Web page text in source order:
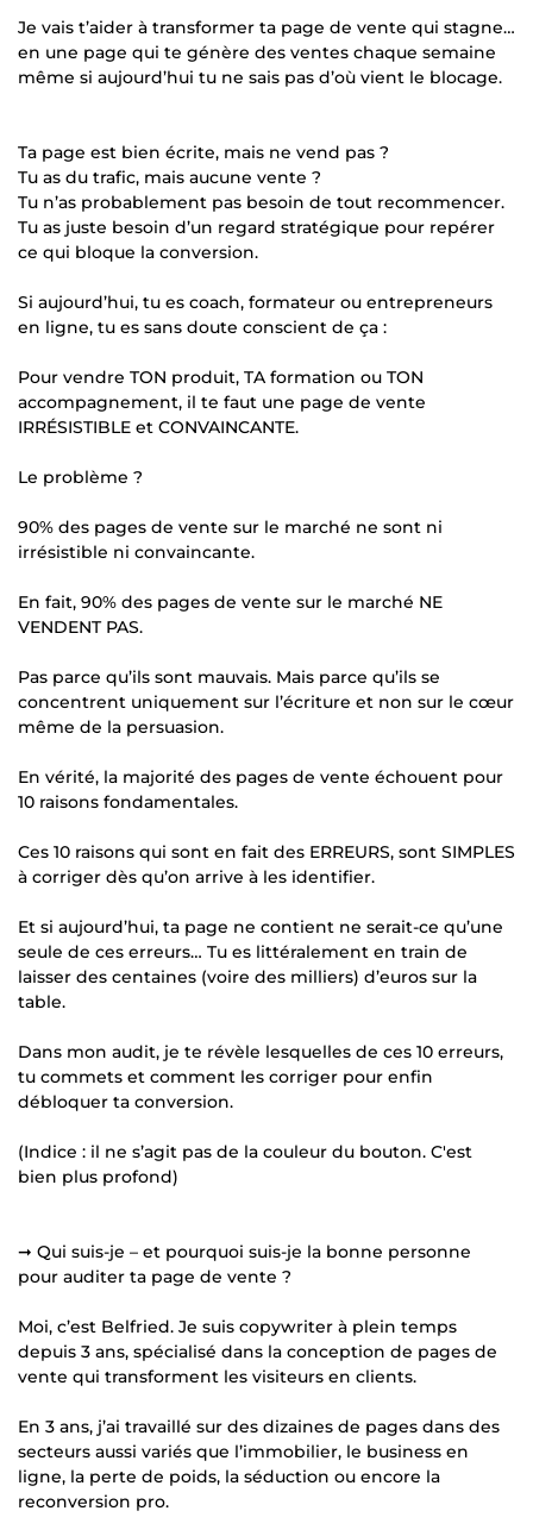
Je vais t’aider à transformer ta page de vente qui stagne…
en une page qui te génère des ventes chaque semaine
même si aujourd’hui tu ne sais pas d’où vient le blocage.
Ta page est bien écrite, mais ne vend pas ?
Tu as du trafic, mais aucune vente ?
Tu n’as probablement pas besoin de tout recommencer.
Tu as juste besoin d’un regard stratégique pour repérer
ce qui bloque la conversion.
Si aujourd’hui, tu es coach, formateur ou entrepreneurs
en ligne, tu es sans doute conscient de ça :
Pour vendre TON produit, TA formation ou TON
accompagnement, il te faut une page de vente
IRRÉSISTIBLE et CONVAINCANTE.
Le problème ?
90% des pages de vente sur le marché ne sont ni
irrésistible ni convaincante.
En fait, 90% des pages de vente sur le marché NE
VENDENT PAS.
Pas parce qu’ils sont mauvais. Mais parce qu’ils se
concentrent uniquement sur l’écriture et non sur le cœur
même de la persuasion.
En vérité, la majorité des pages de vente échouent pour
10 raisons fondamentales.
Ces 10 raisons qui sont en fait des ERREURS, sont SIMPLES
à corriger dès qu’on arrive à les identifier.
Et si aujourd’hui, ta page ne contient ne serait-ce qu’une
seule de ces erreurs… Tu es littéralement en train de
laisser des centaines (voire des milliers) d’euros sur la
table.
Dans mon audit, je te révèle lesquelles de ces 10 erreurs,
tu commets et comment les corriger pour enfin
débloquer ta conversion.
(Indice : il ne s’agit pas de la couleur du bouton. C'est
bien plus profond)
➞ Qui suis-je – et pourquoi suis-je la bonne personne
pour auditer ta page de vente ?
Moi, c’est Belfried. Je suis copywriter à plein temps
depuis 3 ans, spécialisé dans la conception de pages de
vente qui transforment les visiteurs en clients.
En 3 ans, j’ai travaillé sur des dizaines de pages dans des
secteurs aussi variés que l’immobilier, le business en
ligne, la perte de poids, la séduction ou encore la
reconversion pro.